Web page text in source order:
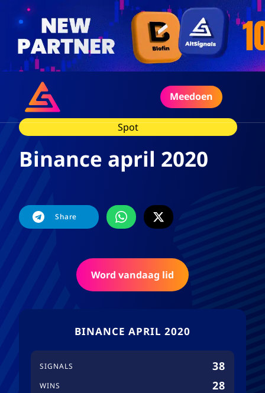
Meedoen
Spot
Binance april 2020
Share
Word vandaag lid
BINANCE APRIL 2020
SIGNALS 38
WINS 28